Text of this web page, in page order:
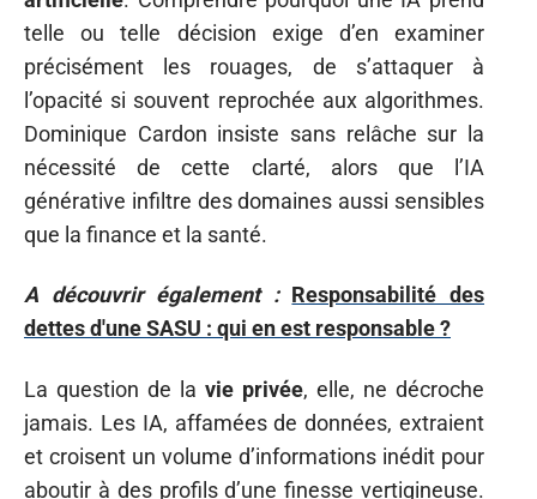
telle ou telle décision exige d’en examiner
précisément les rouages, de s’attaquer à
l’opacité si souvent reprochée aux algorithmes.
Dominique Cardon insiste sans relâche sur la
nécessité de cette clarté, alors que l’IA
générative infiltre des domaines aussi sensibles
que la finance et la santé.
A découvrir également : Responsabilité des
dettes d'une SASU : qui en est responsable ?
La question de la vie privée, elle, ne décroche
jamais. Les IA, affamées de données, extraient
et croisent un volume d’informations inédit pour
aboutir à des profils d’une finesse vertigineuse.